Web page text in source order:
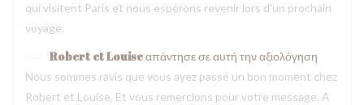
qui visitent Paris et nous espérons revenir lors d’un prochain
voyage.
Robert et Louiseαπάντησε σε αυτή την αξιολόγηση
Nous sommes ravis que vous ayez passé un bon moment chez
Robert et Louise, Et vous remercions pour votre message. A